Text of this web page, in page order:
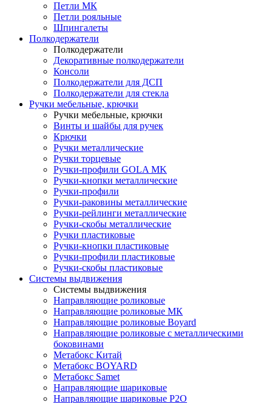
Петли МК
Петли рояльные
Шпингалеты
Полкодержатели
Полкодержатели
Декоративные полкодержатели
Консоли
Полкодержатели для ДСП
Полкодержатели для стекла
Ручки мебельные, крючки
Ручки мебельные, крючки
Винты и шайбы для ручек
Крючки
Ручки металлические
Ручки торцевые
Ручки-профили GOLA MK
Ручки-кнопки металлические
Ручки-профили
Ручки-раковины металлические
Ручки-рейлинги металлические
Ручки-скобы металлические
Ручки пластиковые
Ручки-кнопки пластиковые
Ручки-профили пластиковые
Ручки-скобы пластиковые
Системы выдвижения
Системы выдвижения
Направляющие роликовые
Направляющие роликовые МК
Направляющие роликовые Boyard
Направляющие роликовые с металлическими
боковинами
Метабокс Китай
Метабокс BOYARD
Метабокс Samet
Направляющие шариковые
Направляющие шариковые P2O